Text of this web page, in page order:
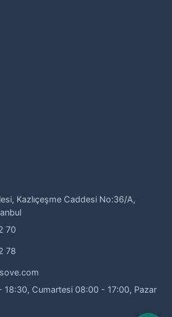
Kazlıçeşme Caddesi No:36/A,
70
78
18:30, Cumartesi 08:00 - 17:00, Pazar